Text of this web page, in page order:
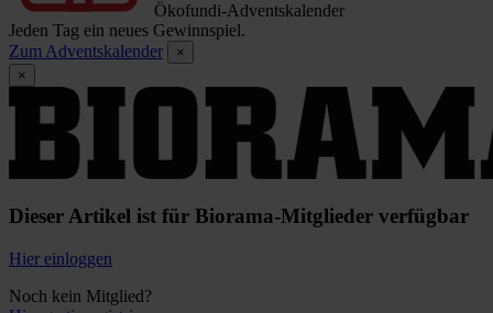
Ökofundi-Adventskalender
Jeden Tag ein neues Gewinnspiel.
Zum Adventskalender
×
×
Dieser Artikel ist für Biorama-Mitglieder verfügbar
Hier einloggen
Noch kein Mitglied?